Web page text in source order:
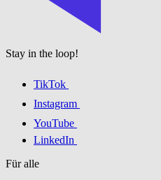
Stay in the loop!
TikTok
Instagram
YouTube
LinkedIn
Für alle